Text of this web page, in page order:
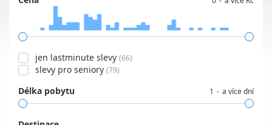
jen lastminute slevy (66)
slevy pro seniory (79)
Délka pobytu 1 a více dní